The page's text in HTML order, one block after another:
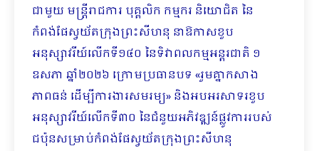
ជាមួយ មន្ត្រីរាជការ បុគ្គលិក កម្មករ និយោជិត នៃ
កំពង់ផែស្វយ័តក្រុងព្រះសីហនុ នាឱកាសខួប
អនុស្សាវរីយ៍លើកទី១៤០ នៃទិវាពលកម្មអន្តរជាតិ ១
ឧសភា ឆ្នាំ២០២៦ ក្រោមប្រធានបទ «រួមគ្នាកសាង
ភាពធន់ ដើម្បីការងារសមរម្យ» និងអបអរសាទរខួប
អនុស្សាវរីយ៍លើកទី៣០ នៃជំនួយអភិវឌ្ឍន៍ផ្លូវការរបស់
ជប៉ុនសម្រាប់កំពង់ផែស្វយ័តក្រុងព្រះសីហនុ